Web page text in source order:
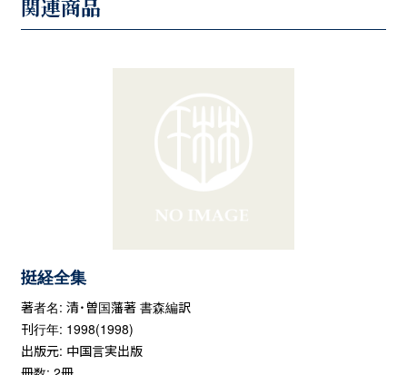
関連商品
挺経全集
著者名: 清・曽国藩著 書森編訳
刊行年: 1998(1998)
出版元: 中国言実出版